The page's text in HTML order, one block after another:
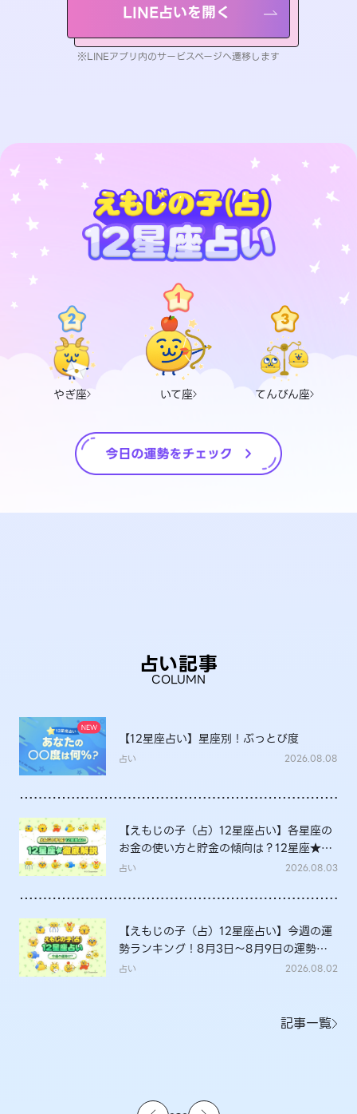
LINE占いを開く
※LINEアプリ内のサービスページへ遷移します
やぎ座 いて座 てんびん座
占い記事
COLUMN
【12星座占い】星座別！ぶっとび度
占い 2026.08.08
【えもじの子（占）12星座占い】各星座の
お金の使い方と貯金の傾向は？12星座★徹
底解説
占い 2026.08.03
【えもじの子（占）12星座占い】今週の運
勢ランキング！8月3日～8月9日の運勢
は？
占い 2026.08.02
記事一覧